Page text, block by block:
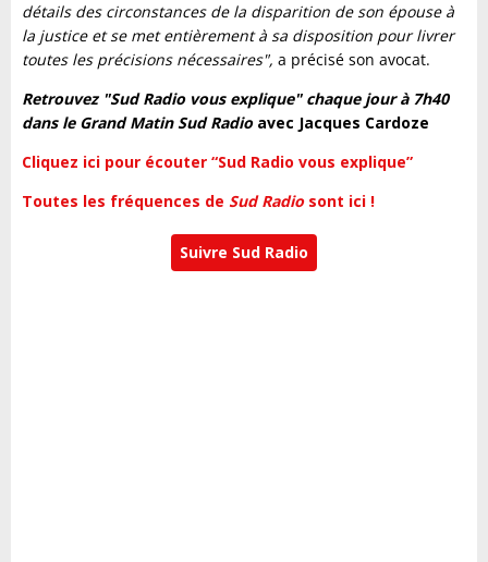
détails des circonstances de la disparition de son épouse à
la justice et se met entièrement à sa disposition pour livrer
toutes les précisions nécessaires", a précisé son avocat.
Retrouvez "Sud Radio vous explique" chaque jour à 7h40
dans le Grand Matin Sud Radioavec Jacques Cardoze
Cliquez ici pour écouter “Sud Radio vous explique”
Toutes les fréquences de Sud Radio sont ici !
Suivre Sud Radio